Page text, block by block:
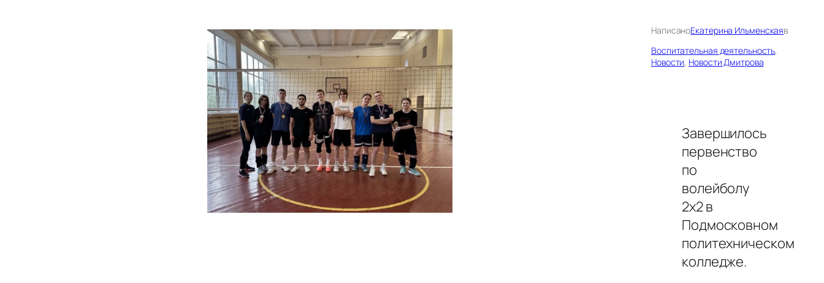
НаписаноЕкатерина Ильменскаяв
Воспитательная деятельность
Новости, Новости Дмитрова
Завершилось
первенство
по
волейболу
2х2 в
Подмосковном
политехническом
колледже.